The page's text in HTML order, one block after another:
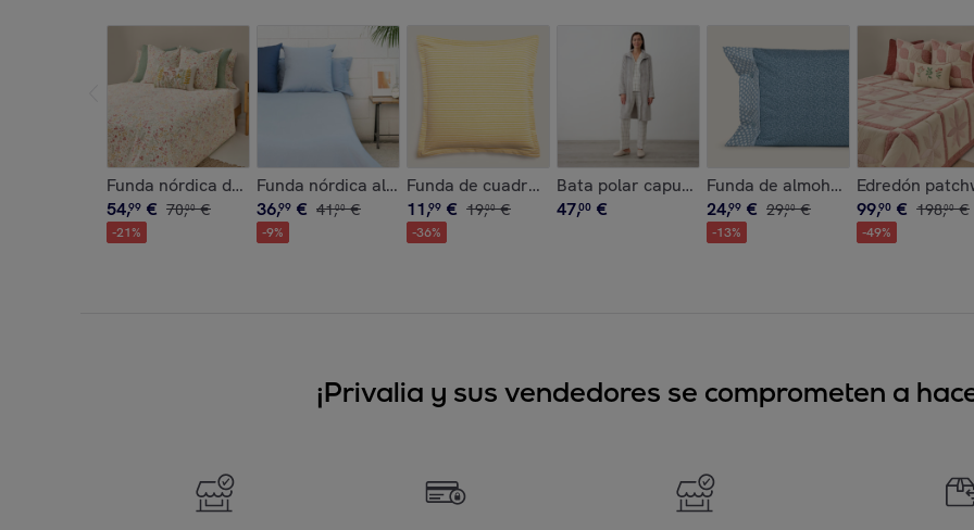
Funda nórdica de algodón percal 180 hilos flores Ferdu color verde 100% Algodón percal
54,99 € 70,00 €
-21%
Funda nórdica algodón percal en algodón Best Bic2 color azul claro 100% Algodón percal
36,99 € 41,00 €
-9%
Funda de cuadrante algodón punto Punto color marfil lino Punto de
11,99 € 19,00 €
-36%
Bata polar capucha Yanu color gris Poliéster
47,00 €
Funda de almohada algodón
24,99 € 29,00 €
-13%
Edredón
99,90 € 198,00 €
-49%
¡Privalia y sus vendedores se comprometen a